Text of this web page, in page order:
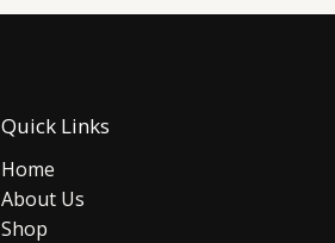
Quick Links
Home
About Us
Shop